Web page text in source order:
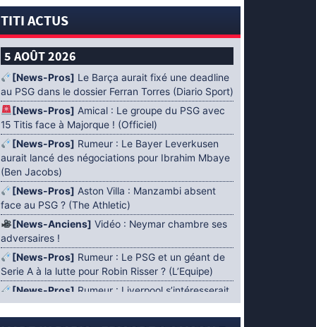
TITI ACTUS
5 AOÛT 2026
[News-Pros] Le Barça aurait fixé une deadline
au PSG dans le dossier Ferran Torres (Diario Sport)
[News-Pros] Amical : Le groupe du PSG avec
15 Titis face à Majorque ! (Officiel)
[News-Pros] Rumeur : Le Bayer Leverkusen
aurait lancé des négociations pour Ibrahim Mbaye
(Ben Jacobs)
[News-Pros] Aston Villa : Manzambi absent
face au PSG ? (The Athletic)
[News-Anciens] Vidéo : Neymar chambre ses
adversaires !
[News-Pros] Rumeur : Le PSG et un géant de
Serie A à la lutte pour Robin Risser ? (L’Equipe)
[News-Pros] Rumeur : Liverpool s’intéresserait
à Ibrahim Mbaye en plus de Bradley Barcola
(Fabrizio Romano)